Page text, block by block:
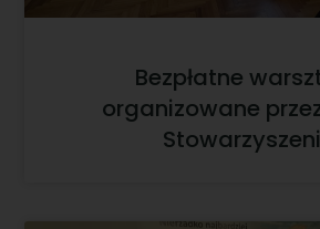
Bezpłatne
organizowane